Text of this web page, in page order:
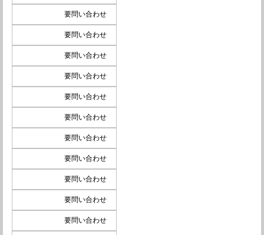
要問い合わせ
要問い合わせ
要問い合わせ
要問い合わせ
要問い合わせ
要問い合わせ
要問い合わせ
要問い合わせ
要問い合わせ
要問い合わせ
要問い合わせ